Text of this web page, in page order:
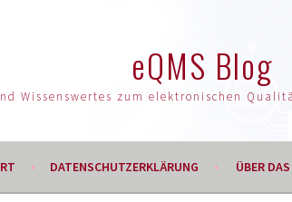
eQMS Blog
Wissenswertes zum elektronischen
DATENSCHUTZERKLÄRUNG ÜBER